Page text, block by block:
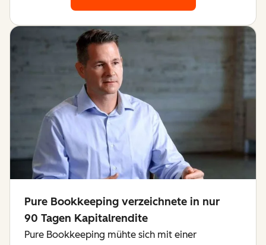
Pure Bookkeeping verzeichnete in nur
90 Tagen Kapitalrendite
Pure Bookkeeping mühte sich mit einer